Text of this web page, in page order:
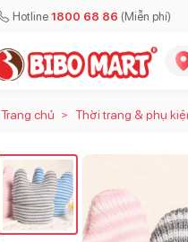
Hotline 1800 68 86 (Miễn phí)
Trang chủ > Thời trang & phụ